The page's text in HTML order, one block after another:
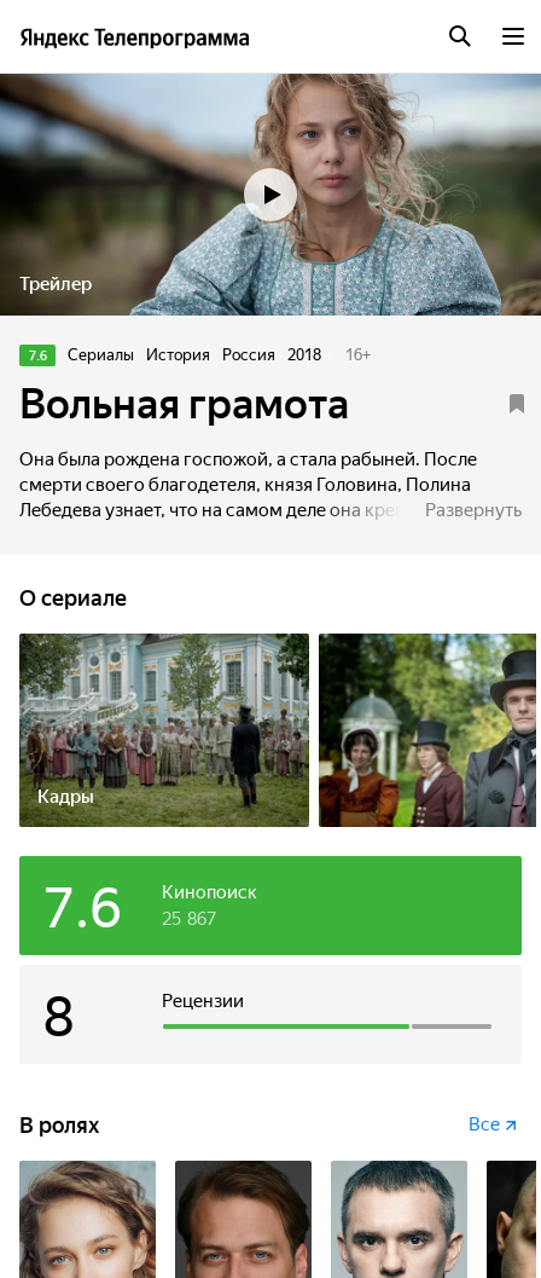
Трейлер
7.6 Сериалы История Россия 2018 16+
Вольная грамота
Она была рождена госпожой, а стала рабыней. После
смерти своего благодетеля, князя Головина, Полина
Лебедева узнает, что на самом деле она крепостная и
красавицы становится сосед и злейший враг Головина,
жестокий и порочный граф Андрей Кречетский…
Развернуть
O сериале
Кадры
Кинопоиск
7.6 25 867
Рецензии
8
В ролях Все